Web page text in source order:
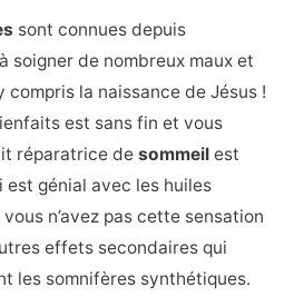
sont connues depuis
soigner de nombreux maux et
la naissance de Jésus !
est sans fin et vous
réparatrice de sommeil est
est génial avec les huiles
n’avez pas cette sensation
effets secondaires qui
les somnifères synthétiques.